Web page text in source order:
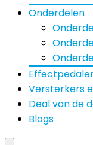
Onderdelen
Versterkers
Deal van de
Blogs